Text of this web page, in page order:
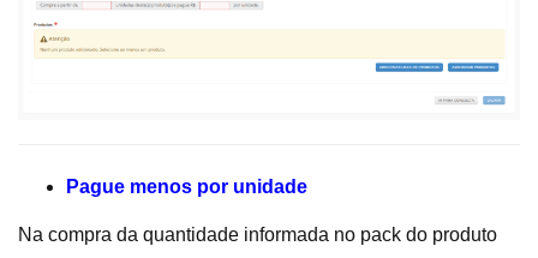
Pague menos por unidade
Na compra da quantidade informada no pack do produto